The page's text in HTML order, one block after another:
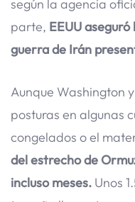
según la agencia
parte, EEUU
guerra de Irán
Aunque Washington
posturas en algunas
congelados o el
del estrecho de
incluso meses. Unos